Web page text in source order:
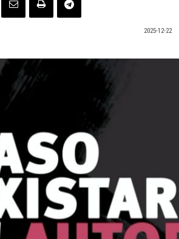
2025-12-22